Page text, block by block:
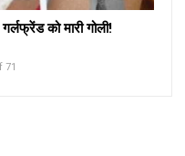
को मारी गोली!
71